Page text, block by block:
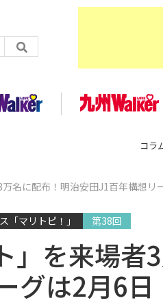
企画
名に配布！明治安田J1百年構想リ
「マリトピ！」 第38回
」を来場者
グは2月6